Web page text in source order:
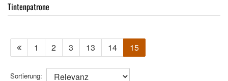
Tintenpatrone
1 2 3 13 14 15
Sortierung: